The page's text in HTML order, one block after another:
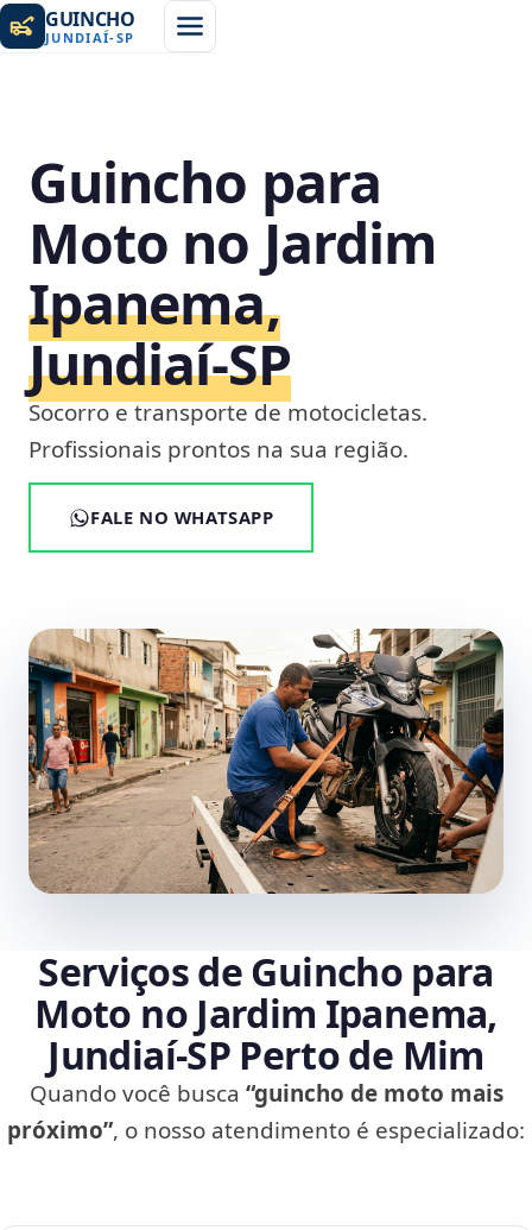
GUINCHO
JUNDIAÍ-SP
Guincho para
Moto no Jardim
Ipanema,
Jundiaí‑SP
Socorro e transporte de motocicletas.
Profissionais prontos na sua região.
FALE NO WHATSAPP
Serviços de Guincho para
Moto no Jardim Ipanema,
Jundiaí‑SP Perto de Mim
Quando você busca “guincho de moto mais
próximo”, o nosso atendimento é especializado: